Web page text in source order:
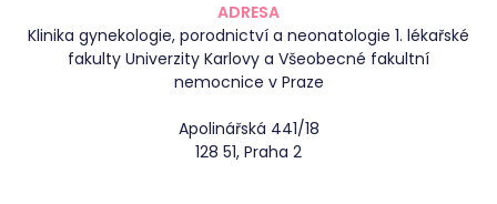
ADRESA
Klinika gynekologie, porodnictví a neonatologie 1. lékařské
fakulty Univerzity Karlovy a Všeobecné fakultní
nemocnice v Praze
Apolinářská 441/18
128 51, Praha 2